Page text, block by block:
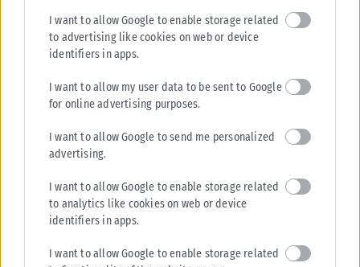
I want to allow Google to enable storage related
to advertising like cookies on web or device
identifiers in apps.
I want to allow my user data to be sent to Google
for online advertising purposes.
I want to allow Google to send me personalized
advertising.
I want to allow Google to enable storage related
to analytics like cookies on web or device
identifiers in apps.
I want to allow Google to enable storage related
ΔΙΕΘΝΉ
αποζημιώσεις, άρση κυρώσεων και αποχώρηση των ΗΠΑ
Νέα εμπλοκή προκαλεί στις προσπάθειες για την επαναλειτουργία των
Στενών του Ορμούζ η σκληρή γραμμή που υιοθετεί η Τεχεράνη, καθώς...
ΑΝΑΡΤΉΘΗΚΕ ΑΠΌ ΔΉΜΗΤΡΑ ΚΑΤΡΑΜΆΔΟΥ